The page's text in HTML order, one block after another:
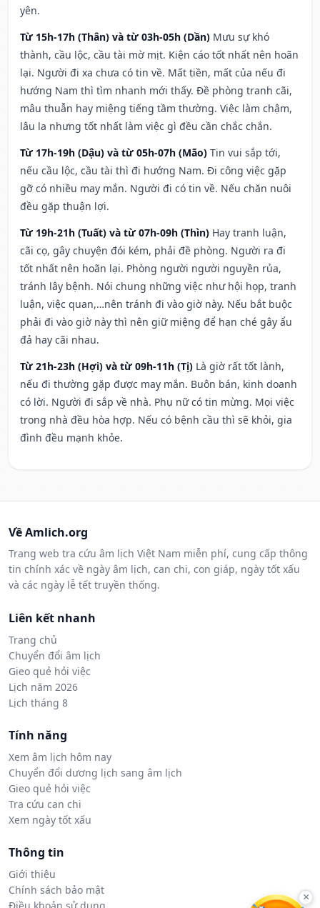
yên.
Từ 15h-17h (Thân) và từ 03h-05h (Dần) Mưu sự khó
thành, cầu lộc, cầu tài mờ mịt. Kiện cáo tốt nhất nên hoãn
lại. Người đi xa chưa có tin về. Mất tiền, mất của nếu đi
hướng Nam thì tìm nhanh mới thấy. Đề phòng tranh cãi,
mâu thuẫn hay miệng tiếng tầm thường. Việc làm chậm,
lâu la nhưng tốt nhất làm việc gì đều cần chắc chắn.
Từ 17h-19h (Dậu) và từ 05h-07h (Mão) Tin vui sắp tới,
nếu cầu lộc, cầu tài thì đi hướng Nam. Đi công việc gặp
gỡ có nhiều may mắn. Người đi có tin về. Nếu chăn nuôi
đều gặp thuận lợi.
Từ 19h-21h (Tuất) và từ 07h-09h (Thìn) Hay tranh luận,
cãi cọ, gây chuyện đói kém, phải đề phòng. Người ra đi
tốt nhất nên hoãn lại. Phòng người người nguyền rủa,
tránh lây bệnh. Nói chung những việc như hội họp, tranh
luận, việc quan,…nên tránh đi vào giờ này. Nếu bắt buộc
phải đi vào giờ này thì nên giữ miệng để hạn ché gây ẩu
đả hay cãi nhau.
Từ 21h-23h (Hợi) và từ 09h-11h (Tị) Là giờ rất tốt lành,
nếu đi thường gặp được may mắn. Buôn bán, kinh doanh
có lời. Người đi sắp về nhà. Phụ nữ có tin mừng. Mọi việc
trong nhà đều hòa hợp. Nếu có bệnh cầu thì sẽ khỏi, gia
đình đều mạnh khỏe.
Về Amlich.org
Trang web tra cứu âm lịch Việt Nam miễn phí, cung cấp thông
tin chính xác về ngày âm lịch, can chi, con giáp, ngày tốt xấu
và các ngày lễ tết truyền thống.
Liên kết nhanh
Trang chủ
Chuyển đổi âm lịch
Gieo quẻ hỏi việc
Lịch năm 2026
Lịch tháng 8
Tính năng
Xem âm lịch hôm nay
Chuyển đổi dương lịch sang âm lịch
Gieo quẻ hỏi việc
Tra cứu can chi
Xem ngày tốt xấu
Thông tin
Giới thiệu
Chính sách bảo mật
×